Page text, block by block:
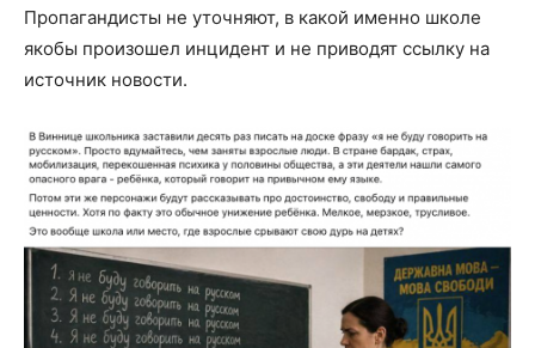
Пропагандисты не уточняют, в какой именно школе
якобы произошел инцидент и не приводят ссылку на
источник новости.